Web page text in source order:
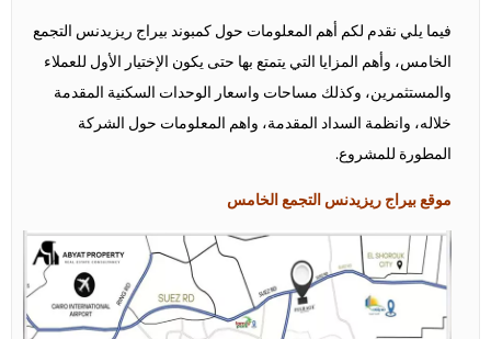
فيما يلي نقدم لكم أهم المعلومات حول كمبوند بيراج ريزيدنس التجمع
الخامس، وأهم المزايا التي يتمتع بها حتى يكون الإختيار الأول للعملاء
والمستثمرين، وكذلك مساحات واسعار الوحدات السكنية المقدمة
خلاله، وانظمة السداد المقدمة، واهم المعلومات حول الشركة
المطورة للمشروع.
موقع بيراج ريزيدنس التجمع الخامس